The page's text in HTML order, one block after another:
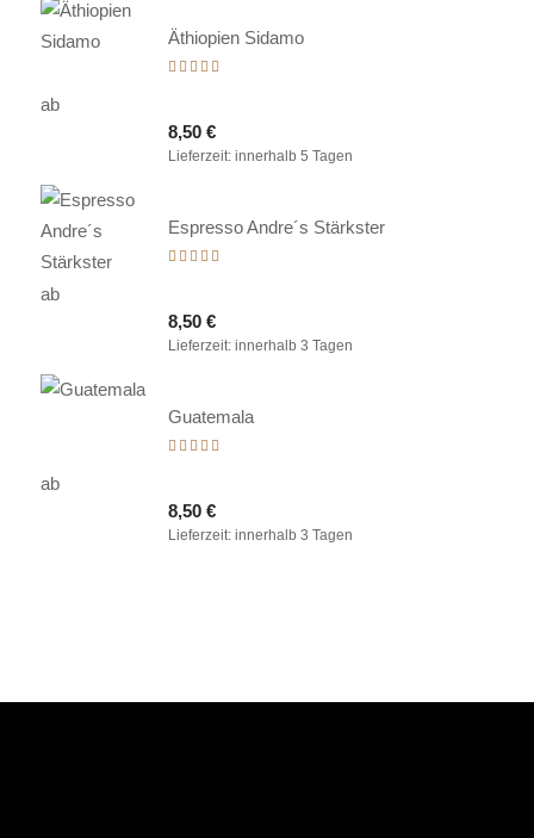
Äthiopien Sidamo
von 5
ab
8,50 €
Lieferzeit: innerhalb 5 Tagen
Espresso Andre´s Stärkster
von 5
ab
8,50 €
Lieferzeit: innerhalb 3 Tagen
Guatemala
von 5
ab
8,50 €
Lieferzeit: innerhalb 3 Tagen